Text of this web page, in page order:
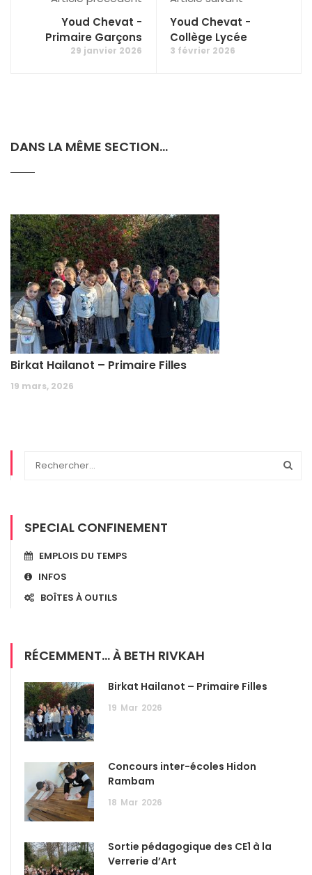
Youd Chevat -
Primaire Garçons
29 janvier 2026
Youd Chevat -
Collège Lycée
3 février 2026
DANS LA MÊME SECTION...
Birkat Hailanot – Primaire Filles
19 mars, 2026
SPECIAL CONFINEMENT
EMPLOIS DU TEMPS
INFOS
BOÎTES À OUTILS
RÉCEMMENT... À BETH RIVKAH
Birkat Hailanot – Primaire Filles
19 Mar 2026
Concours inter-écoles Hidon
Rambam
18 Mar 2026
Sortie pédagogique des CE1 à la
Verrerie d’Art